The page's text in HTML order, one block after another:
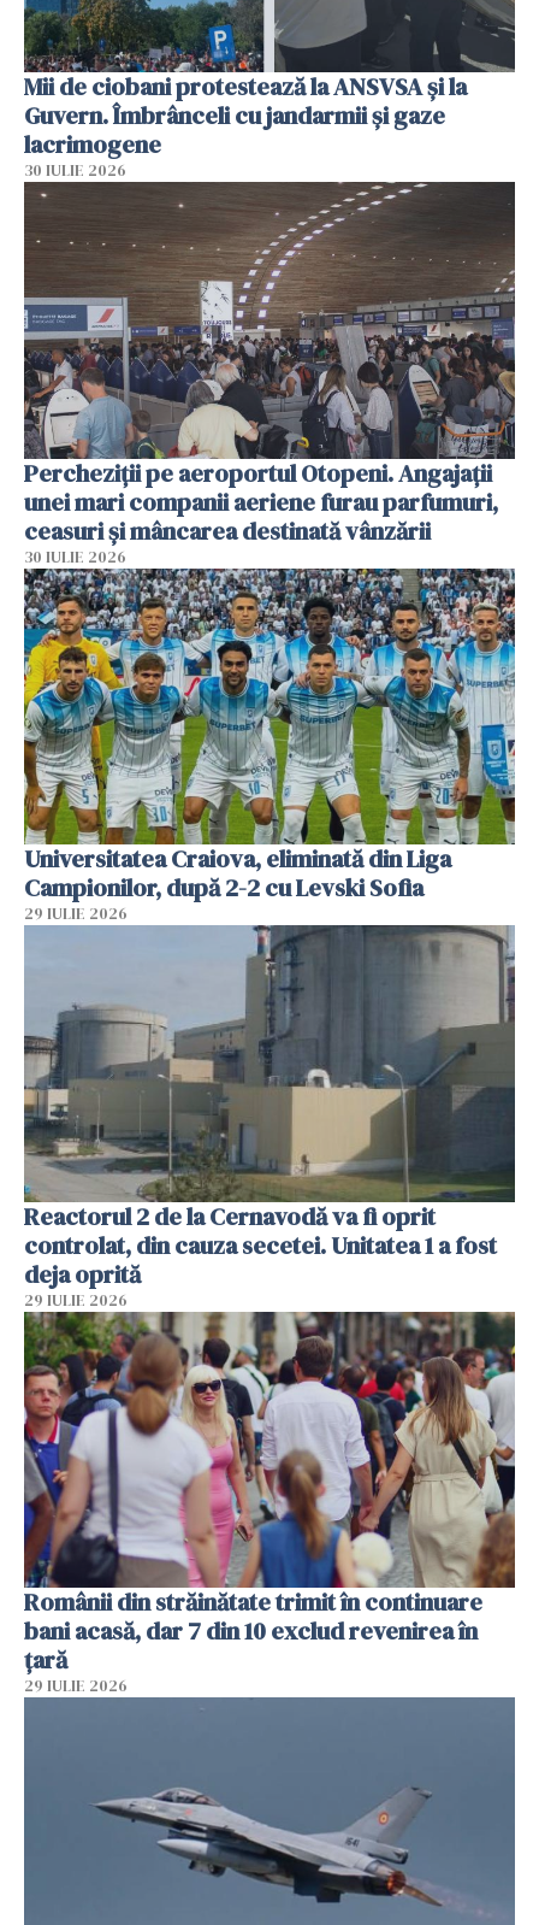
Mii de ciobani protestează la ANSVSA și la
Guvern. Îmbrânceli cu jandarmii și gaze
lacrimogene
30 IULIE 2026
Percheziții pe aeroportul Otopeni. Angajații
unei mari companii aeriene furau parfumuri,
ceasuri și mâncarea destinată vânzării
30 IULIE 2026
Universitatea Craiova, eliminată din Liga
Campionilor, după 2-2 cu Levski Sofia
29 IULIE 2026
Reactorul 2 de la Cernavodă va fi oprit
controlat, din cauza secetei. Unitatea 1 a fost
deja oprită
29 IULIE 2026
Românii din străinătate trimit în continuare
bani acasă, dar 7 din 10 exclud revenirea în
țară
29 IULIE 2026